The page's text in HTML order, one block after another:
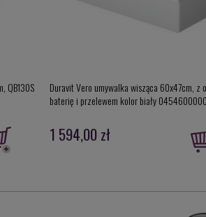
QB130S
Duravit Vero umywalka wisząca 60x47cm, z
baterię i przelewem kolor biały 0454600000
1 594,00 zł